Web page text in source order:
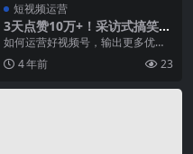
短视频运营
3天点赞10万+！采访式搞笑内
容如何爆火出圈？
如何运营好视频号，输出更多优质
内容、打造爆款是许多创作者所关
注的，我们精选上周（...
4 年前 23